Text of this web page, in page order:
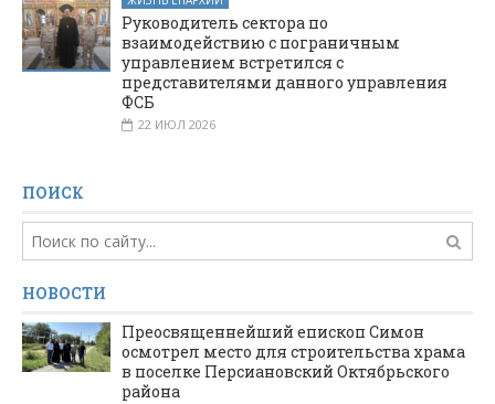
Руководитель сектора по
взаимодействию с пограничным
управлением встретился с
представителями данного управления
ФСБ
22 ИЮЛ 2026
ПОИСК
НОВОСТИ
Преосвященнейший епископ Симон
осмотрел место для строительства храма
в поселке Персиановский Октябрьского
района